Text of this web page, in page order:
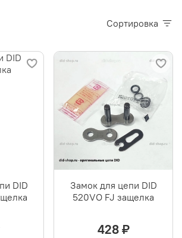
Сортировка
DID
Замок для цепи DID
520VO FJ защелка
428 ₽